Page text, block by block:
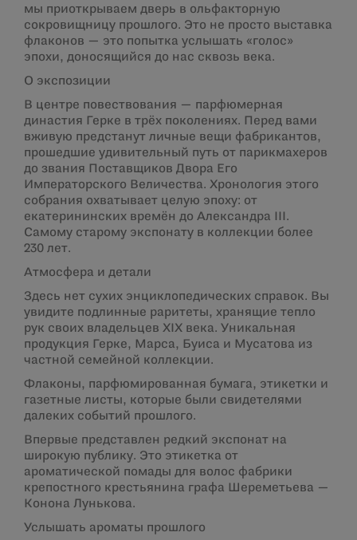
мы приоткрываем дверь в ольфакторную
сокровищницу прошлого. Это не просто выставка
флаконов — это попытка услышать «голос»
эпохи, доносящийся до нас сквозь века.
О экспозиции
В центре повествования — парфюмерная
династия Герке в трёх поколениях. Перед вами
вживую предстанут личные вещи фабрикантов,
прошедшие удивительный путь от парикмахеров
до звания Поставщиков Двора Его
Императорского Величества. Хронология этого
собрания охватывает целую эпоху: от
екатерининских времён до Александра III.
Самому старому экспонату в коллекции более
230 лет.
Атмосфера и детали
Здесь нет сухих энциклопедических справок. Вы
увидите подлинные раритеты, хранящие тепло
рук своих владельцев XIX века. Уникальная
продукция Герке, Марса, Буиса и Мусатова из
частной семейной коллекции.
Флаконы, парфюмированная бумага, этикетки и
газетные листы, которые были свидетелями
далеких событий прошлого.
Впервые представлен редкий экспонат на
широкую публику. Это этикетка от
ароматической помады для волос фабрики
крепостного крестьянина графа Шереметьева —
Конона Лунькова.
Услышать ароматы прошлого